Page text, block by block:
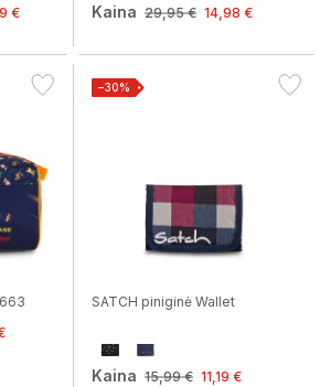
€ Kaina 29,95 € 14,98 €
−30%
SATCH piniginė Wallet
Kaina 15,99 € 11,19 €